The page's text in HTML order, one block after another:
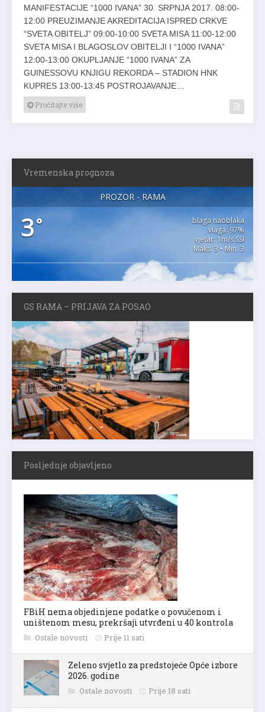
MANIFESTACIJE “1000 IVANA” 30. SRPNJA 2017. 08:00-
12:00 PREUZIMANJE AKREDITACIJA ISPRED CRKVE
“SVETA OBITELJ” 09:00-10:00 SVETA MISA 11:00-12:00
SVETA MISA I BLAGOSLOV OBITELJI I “1000 IVANA”
12:00-13:00 OKUPLJANJE “1000 IVANA” ZA
GUINESSOVU KNJIGU REKORDA – STADION HNK
KUPRES 13:00-13:45 POSTROJAVANJE…
Pročitajte više
Vremenska prognoza
PROZOR - RAMA
3°
blaga naoblaka
vlaga: 97%
vjetar: 1m/s SSI
Maks. 3 • Min. 3
GS RAMA – PRIJAVA ZA POSAO
Posljednje objavljeno
FBiH nema objedinjene podatke o povučenom i
uništenom mesu, prekršaji utvrđeni u 40 kontrola
Ostale novosti Prije 11 sati
Zeleno svjetlo za predstojeće Opće izbore
2026. godine
Ostale novosti Prije 18 sati